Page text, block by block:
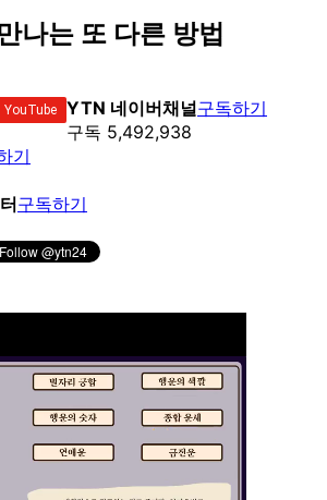
나는 또 다른 방법
YTN 네이버채널
구독 5,492,938
구독하기
기
구독하기